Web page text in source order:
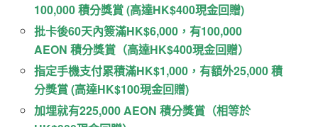
100,000 積分獎賞 (高達HK$400現金回贈)
批卡後60天內簽滿HK$6,000，有100,000
AEON 積分獎賞（高達HK$400現金回贈）
指定手機支付累積滿HK$1,000，有額外25,000 積
分獎賞 (高達HK$100現金回贈)
加埋就有225,000 AEON 積分獎賞（相等於